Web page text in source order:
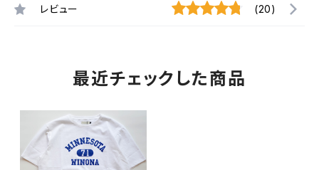
レビュー (20)
最近チェックした商品